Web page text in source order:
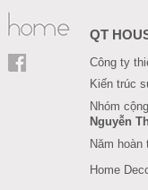
QT
Công ty
Kiến trúc
Nhóm
Nguyễn
Năm hoàn
Home